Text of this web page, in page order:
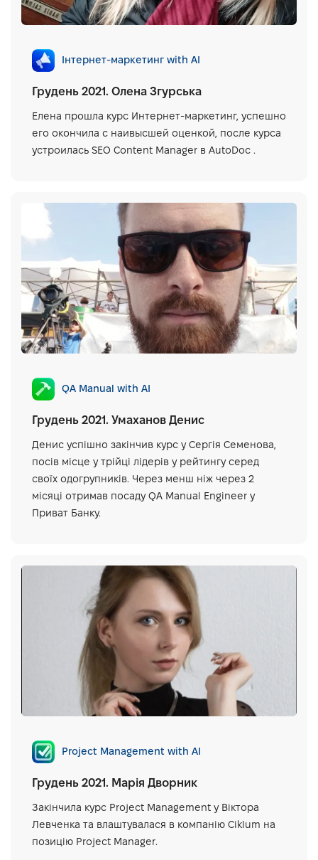
Інтернет-маркетинг with AI
Грудень 2021. Олена Згурська
Елена прошла курс Интернет-маркетинг, успешно
его окончила с наивысшей оценкой, после курса
устроилась SEO Content Manager в AutoDoc .
QA Manual with AI
Грудень 2021. Умаханов Денис
Денис успішно закінчив курс у Сергія Семенова,
посів місце у трійці лідерів у рейтингу серед
своїх одогрупників. Через менш ніж через 2
місяці отримав посаду QA Manual Engineer у
Приват Банку.
Project Management with AI
Грудень 2021. Марія Дворник
Закінчила курс Project Management у Віктора
Левченка та влаштувалася в компанію Ciklum на
позицію Project Manager.